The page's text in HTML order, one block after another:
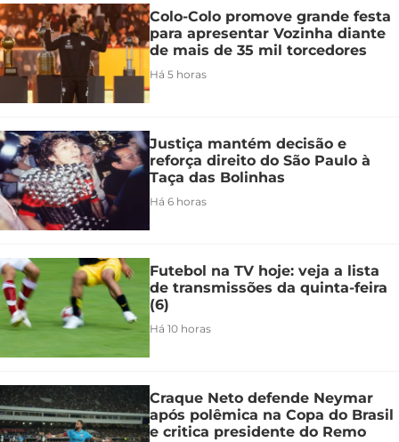
Colo-Colo promove grande festa
para apresentar Vozinha diante
de mais de 35 mil torcedores
Há 5 horas
Justiça mantém decisão e
reforça direito do São Paulo à
Taça das Bolinhas
Há 6 horas
Futebol na TV hoje: veja a lista
de transmissões da quinta-feira
(6)
Há 10 horas
Craque Neto defende Neymar
após polêmica na Copa do Brasil
e critica presidente do Remo